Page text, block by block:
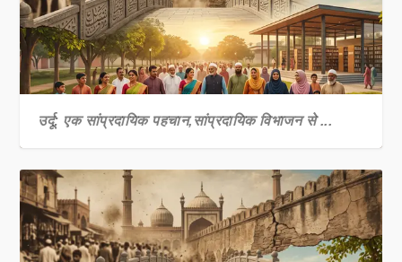
उर्दू: एक सांप्रदायिक पहचान,सांप्रदायिक विभाजन से ...